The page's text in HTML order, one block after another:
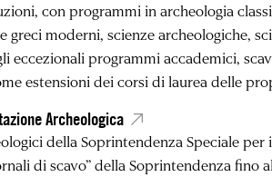
con programmi in archeologia
greci moderni, scienze archeologiche,
eccezionali programmi accademici,
estensioni dei corsi di laurea delle
Archeologica
della Soprintendenza Speciale per
di scavo” della Soprintendenza fino